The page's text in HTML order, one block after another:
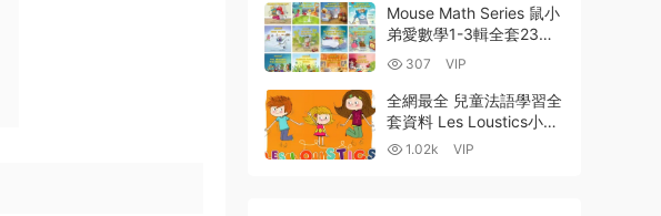
Mouse Math Series 鼠小
弟愛數學1-3輯全套23冊
英文數學啓蒙繪本深度解
析 PDF電子版 MP3音頻
百度雲網盤下載
307 VIP
全網最全 兒童法語學習全
套資料 Les Loustics小學
法語教材PDF+MP3 法語
1.02k VIP